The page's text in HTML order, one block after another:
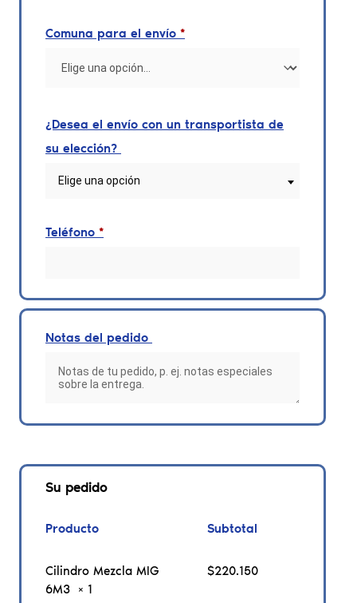
Comuna para el envío *
¿Desea el envío con un transportista de
su elección?
Elige una opción
Teléfono *
Notas del pedido
Su pedido
Producto Subtotal
Cilindro Mezcla MIG
6M3 × 1
$220.150